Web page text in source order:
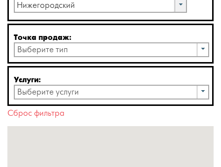
Нижегородский
Точка продаж:
Выберите тип
Услуги:
Выберите услуги
Сброс фильтра